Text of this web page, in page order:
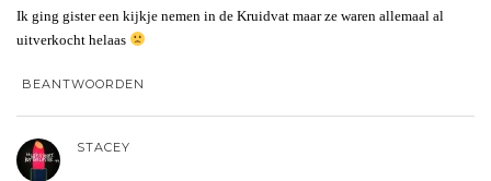
Ik ging gister een kijkje nemen in de Kruidvat maar ze waren allemaal al
uitverkocht helaas
BEANTWOORDEN
STACEY